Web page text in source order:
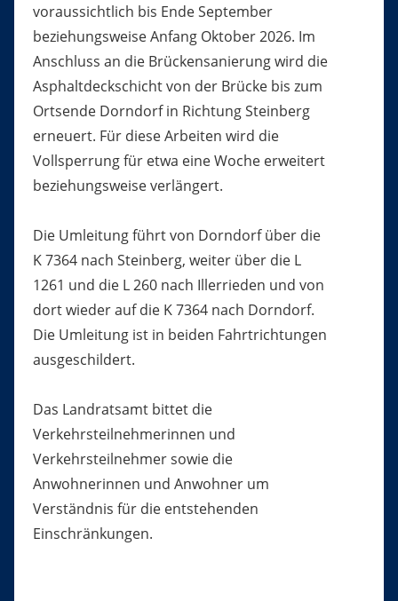
voraussichtlich bis Ende September
beziehungsweise Anfang Oktober 2026. Im
Anschluss an die Brückensanierung wird die
Asphaltdeckschicht von der Brücke bis zum
Ortsende Dorndorf in Richtung Steinberg
erneuert. Für diese Arbeiten wird die
Vollsperrung für etwa eine Woche erweitert
beziehungsweise verlängert.
Die Umleitung führt von Dorndorf über die
K 7364 nach Steinberg, weiter über die L
1261 und die L 260 nach Illerrieden und von
dort wieder auf die K 7364 nach Dorndorf.
Die Umleitung ist in beiden Fahrtrichtungen
ausgeschildert.
Das Landratsamt bittet die
Verkehrsteilnehmerinnen und
Verkehrsteilnehmer sowie die
Anwohnerinnen und Anwohner um
Verständnis für die entstehenden
Einschränkungen.